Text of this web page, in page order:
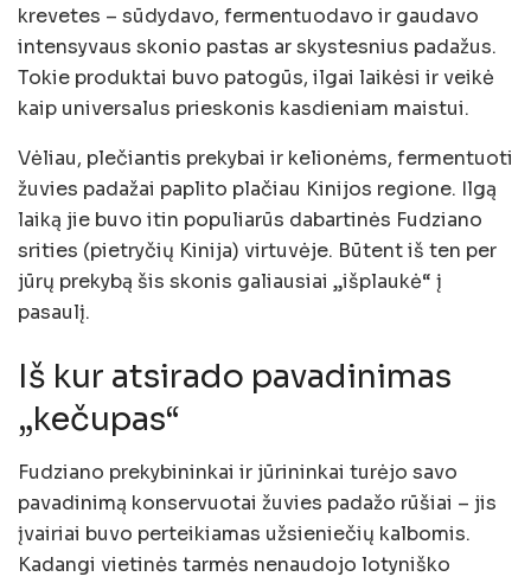
krevetes – sūdydavo, fermentuodavo ir gaudavo
intensyvaus skonio pastas ar skystesnius padažus.
Tokie produktai buvo patogūs, ilgai laikėsi ir veikė
kaip universalus prieskonis kasdieniam maistui.
Vėliau, plečiantis prekybai ir kelionėms, fermentuoti
žuvies padažai paplito plačiau Kinijos regione. Ilgą
laiką jie buvo itin populiarūs dabartinės Fudziano
srities (pietryčių Kinija) virtuvėje. Būtent iš ten per
jūrų prekybą šis skonis galiausiai „išplaukė“ į
pasaulį.
Iš kur atsirado pavadinimas
„kečupas“
Fudziano prekybininkai ir jūrininkai turėjo savo
pavadinimą konservuotai žuvies padažo rūšiai – jis
įvairiai buvo perteikiamas užsieniečių kalbomis.
Kadangi vietinės tarmės nenaudojo lotyniško